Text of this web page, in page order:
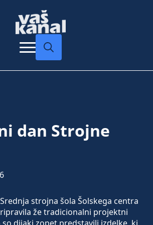
dan Strojne
Srednja strojna šola Šolskega centra
že tradicionalni projektni